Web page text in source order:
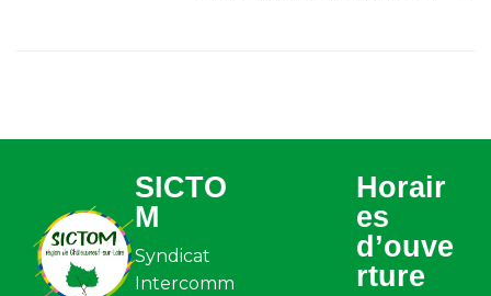
SICTO
M
Syndicat
Intercomm
Horair
es
d’ouve
rture